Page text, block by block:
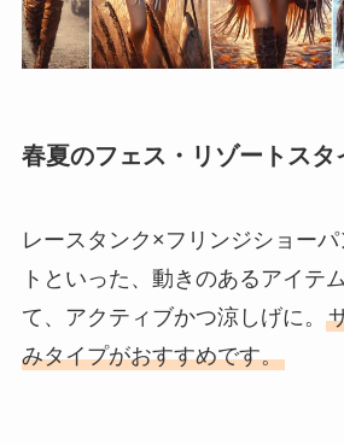
春夏のフェス・リゾートスタ
レースタンク×フリンジショー
トといった、動きのあるアイテ
て、アクティブかつ涼しげに。
みタイプがおすすめです。